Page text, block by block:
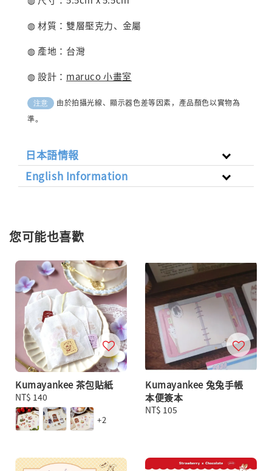
◍ 材質： 雙層壓克力、金屬
◍ 產地：台灣
◍ 設計： maruco 小畫室
注意
由於拍攝光線、顯示器色差等因素，產品顏色以實物為
準。
日本語情報
English Information
您可能也喜歡
Kumayankee 茶包貼紙
Regular
price
NT$ 140
+2
Kumayankee 兔兔手帳
本便簽本
Regular
NT$ 105